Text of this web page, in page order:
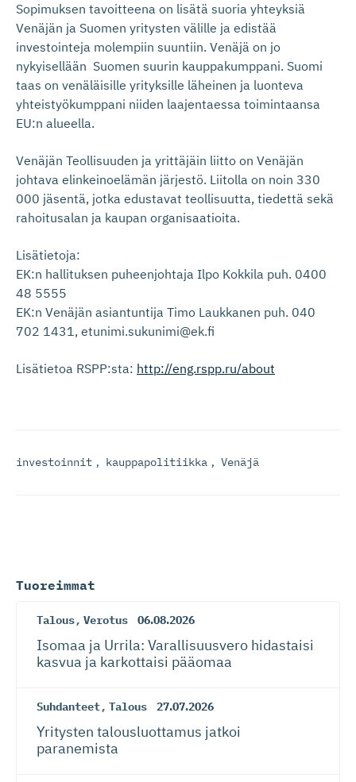
Sopimuksen tavoitteena on lisätä suoria yhteyksiä
Venäjän ja Suomen yritysten välille ja edistää
investointeja molempiin suuntiin. Venäjä on jo
nykyisellään Suomen suurin kauppakumppani. Suomi
taas on venäläisille yrityksille läheinen ja luonteva
yhteistyökumppani niiden laajentaessa toimintaansa
EU:n alueella.
Venäjän Teollisuuden ja yrittäjäin liitto on Venäjän
johtava elinkeinoelämän järjestö. Liitolla on noin 330
000 jäsentä, jotka edustavat teollisuutta, tiedettä sekä
rahoitusalan ja kaupan organisaatioita.
Lisätietoja:
EK:n hallituksen puheenjohtaja Ilpo Kokkila puh. 0400
48 5555
EK:n Venäjän asiantuntija Timo Laukkanen puh. 040
702 1431, etunimi.sukunimi@ek.fi
Lisätietoa RSPP:sta: http://eng.rspp.ru/about
investoinnit , kauppapolitiikka , Venäjä
Tuoreimmat
Talous, Verotus 06.08.2026
Isomaa ja Urrila: Varallisuusvero hidastaisi
kasvua ja karkottaisi pääomaa
Suhdanteet, Talous 27.07.2026
Yritysten talousluottamus jatkoi
paranemista